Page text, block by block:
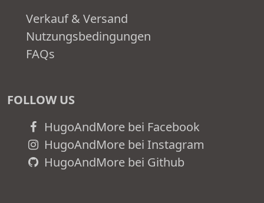
Verkauf & Versand
Nutzungsbedingungen
FAQs
FOLLOW US
HugoAndMore bei Facebook
HugoAndMore bei Instagram
HugoAndMore bei Github